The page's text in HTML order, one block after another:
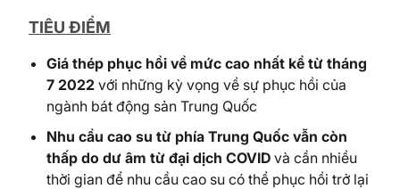
TIÊU ĐIỂM
Giá thép phục hồi về mức cao nhất kể từ tháng
7 2022 với những kỳ vọng về sự phục hồi của
ngành bát động sản Trung Quốc
Nhu cầu cao su từ phía Trung Quốc vẫn còn
thấp do dư âm từ đại dịch COVID và cần nhiều
thời gian để nhu cầu cao su có thể phục hồi trở lại